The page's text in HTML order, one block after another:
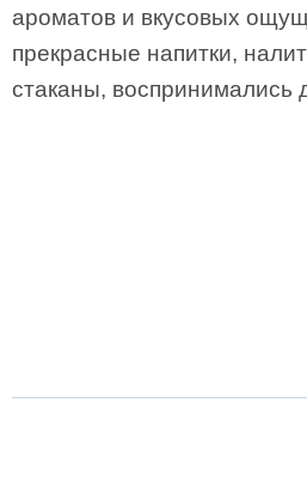
ароматов и вкусовых
прекрасные напитки,
стаканы,